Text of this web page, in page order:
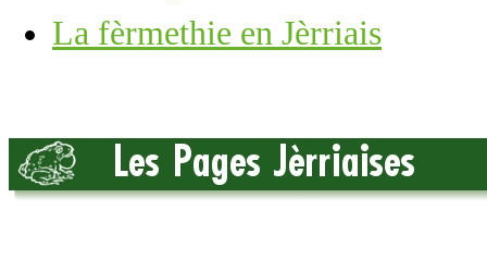
La fèrmethie en Jèrriais